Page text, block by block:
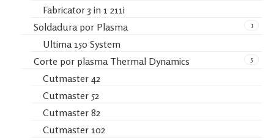
Fabricator 3 in 1 211i
1
Soldadura por Plasma
Ultima 150 System
5
Corte por plasma Thermal Dynamics
Cutmaster 42
Cutmaster 52
Cutmaster 82
Cutmaster 102